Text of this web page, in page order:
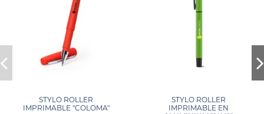
STYLO ROLLER
IMPRIMABLE "COLOMA"
STYLO ROLLER
IMPRIMABLE EN